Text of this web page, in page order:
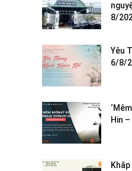
8/
Yêu
6/8/
Hin